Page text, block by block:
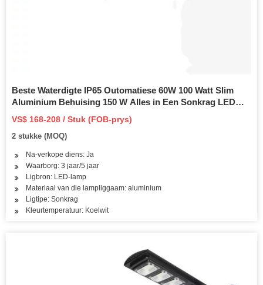
Beste Waterdigte IP65 Outomatiese 60W 100 Watt Slim
Aluminium Behuising 150 W Alles in Een Sonkrag LED
Straatligte Prys
VS$ 168-208 / Stuk (FOB-prys)
2 stukke (MOQ)
Na-verkope diens: Ja
Waarborg: 3 jaar/5 jaar
Ligbron: LED-lamp
Materiaal van die lampliggaam: aluminium
Ligtipe: Sonkrag
Kleurtemperatuur: Koelwit